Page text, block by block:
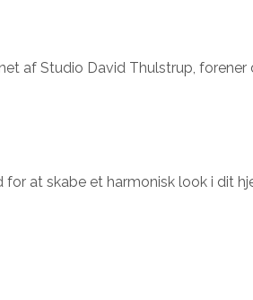
af Studio David Thulstrup,
at skabe et harmonisk look i dit